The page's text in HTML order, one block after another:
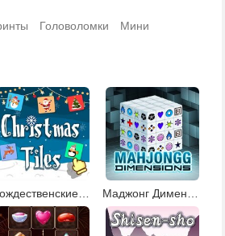
Головоломки Мини
Рождественские плитки 2 Маджонг Дименсионс